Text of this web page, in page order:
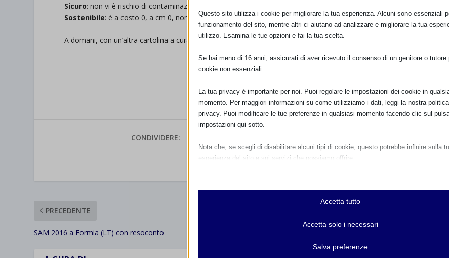
Sicuro: non vi è rischio di contaminazione ma anzi è ricco di anticorpi;
Sostenibile: è a costo 0, a cm 0, non inquina e non richiede l’uso di risorse non rinnovabili!
A domani, con un’altra cartolina a cura dell’Associazione Italiana Fotografi di Bambini!
CONDIVIDERE:
PRECEDENTE
SAM 2016 a Formia (LT) con resoconto
Questo sito utilizza i cookie per migliorare la tua esperienza. Alcuni sono essenziali
funzionamento del sito, mentre altri ci aiutano ad analizzare e migliorare la tua
utilizzo. Esamina le tue opzioni e fai la tua scelta.
Se hai meno di 16 anni, assicurati di aver ricevuto il consenso di un genitore o tutore
cookie non essenziali.
La tua privacy è importante per noi. Puoi regolare le impostazioni dei cookie in
momento. Per maggiori informazioni su come utilizziamo i dati, leggi la nostra
privacy. Puoi modificare le tue preferenze in qualsiasi momento facendo clic sul
impostazioni qui sotto.
Nota che, se scegli di disabilitare alcuni tipi di cookie, questo potrebbe influire sulla
esperienza del sito e sui servizi che possiamo offrire.
I cookie di statistica raccolgono informazioni sull'utilizzo, consentendoci di ottenere
Accetta tutto
Accetta solo i necessari
Salva preferenze